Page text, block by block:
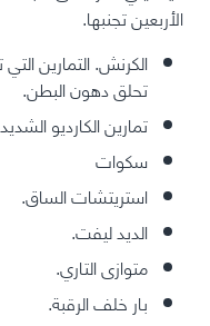
الأربعين تجنبها.
الكرنش. التمارين
تحلق دهون البطن.
تمارين الكارديو
سكوات
استريتشات الساق.
الديد ليفت.
متوازى التاري.
بار خلف الرقبة.